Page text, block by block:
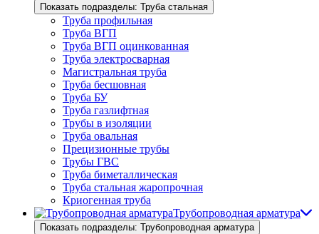
Показать подразделы: Труба стальная
Труба профильная
Труба ВГП
Труба ВГП оцинкованная
Труба электросварная
Магистральная труба
Труба бесшовная
Труба БУ
Труба газлифтная
Трубы в изоляции
Труба овальная
Прецизионные трубы
Трубы ГВС
Труба биметаллическая
Труба стальная жаропрочная
Криогенная труба
Трубопроводная арматура
Показать подразделы: Трубопроводная арматура